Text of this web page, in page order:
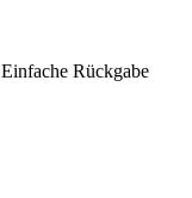
Einfache Rückgabe